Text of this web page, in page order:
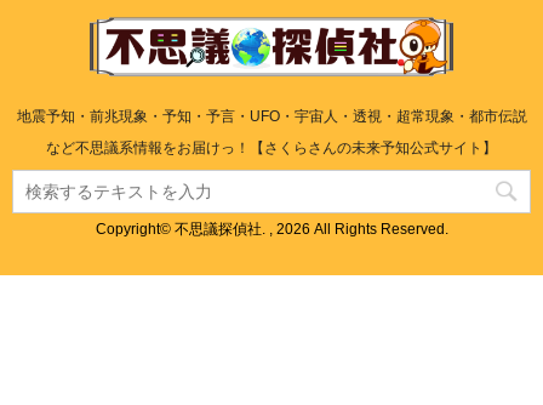
地震予知・前兆現象・予知・予言・UFO・宇宙人・透視・超常現象・都市伝説
など不思議系情報をお届けっ！【さくらさんの未来予知公式サイト】
Copyright© 不思議探偵社. , 2026 All Rights Reserved.